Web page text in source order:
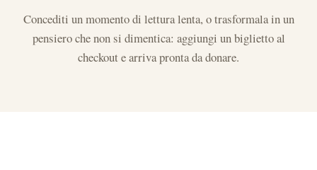
Concediti un momento di lettura lenta, o trasformala in un
pensiero che non si dimentica: aggiungi un biglietto al
checkout e arriva pronta da donare.